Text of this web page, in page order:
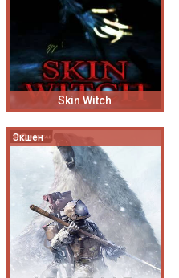
Skin Witch
Экшен